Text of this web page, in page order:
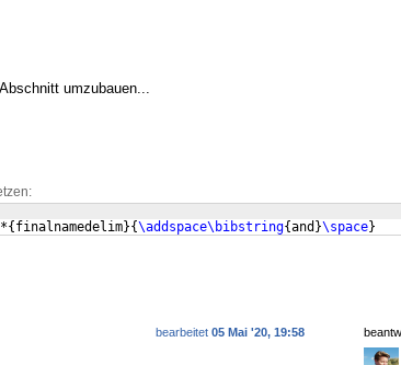
umzubauen...
*{ finalnamedelim}{\addspace\bibstring{and }\space}
bearbeitet 05 Mai '20, 19:58